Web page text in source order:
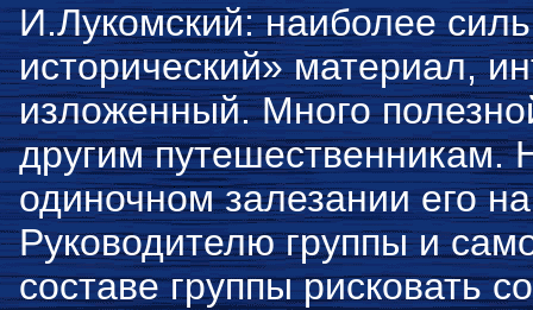
И.Лукомский: наиболее
исторический» материал,
изложенный. Много
другим путешественникам.
одиночном залезании его
Руководителю группы и
составе группы рисковать